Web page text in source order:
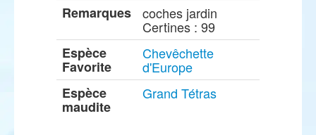
Remarques
coches jardin
Certines : 99
Espèce
Favorite
Chevêchette
d'Europe
Espèce
maudite
Grand Tétras